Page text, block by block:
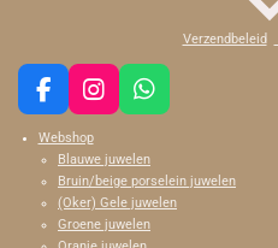
Verzendbeleid
F
a
c
e
b
o
o
I
n
s
t
a
g
r
W
h
t
s
A
p
Webshop
Blauwe juwelen
Bruin/beige porselein juwelen
(Oker) Gele juwelen
Groene juwelen